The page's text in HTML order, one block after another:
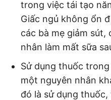
trong việc tái tạo
Giấc ngủ không ổn
các bà mẹ giảm sút,
nhân làm mất sữa
Sử dụng thuốc
một nguyên nhân
đó là sử dụng